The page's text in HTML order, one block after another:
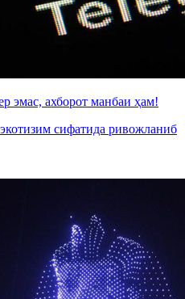
эмас, ахборот манбаи ҳам!
сифатида ривожланиб